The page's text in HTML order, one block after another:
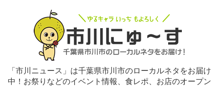
「市川ニュース」は千葉県市川市のローカルネタをお届け
中！お祭りなどのイベント情報、食レポ、お店のオープン